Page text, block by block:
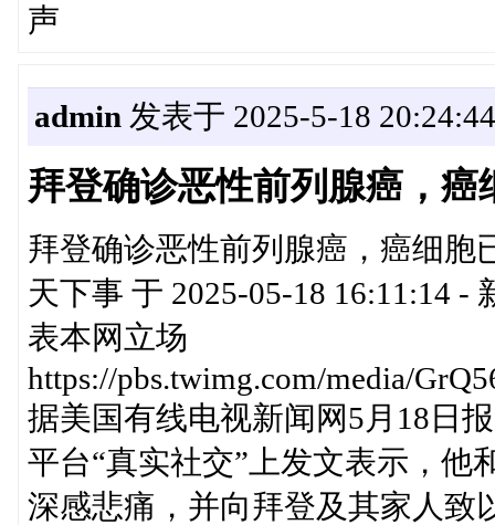
声
admin 发表于 2025-5-18 20:24:44
拜登确诊恶性前列腺癌，
拜登确诊恶性前列腺癌，癌细胞
天下事 于 2025-05-18 16:11:14
表本网立场
https://pbs.twimg.com/media/
据美国有线电视新闻网5月18日
平台“真实社交”上发文表示，他
深感悲痛，并向拜登及其家人致